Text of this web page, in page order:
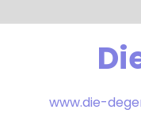
www.die-